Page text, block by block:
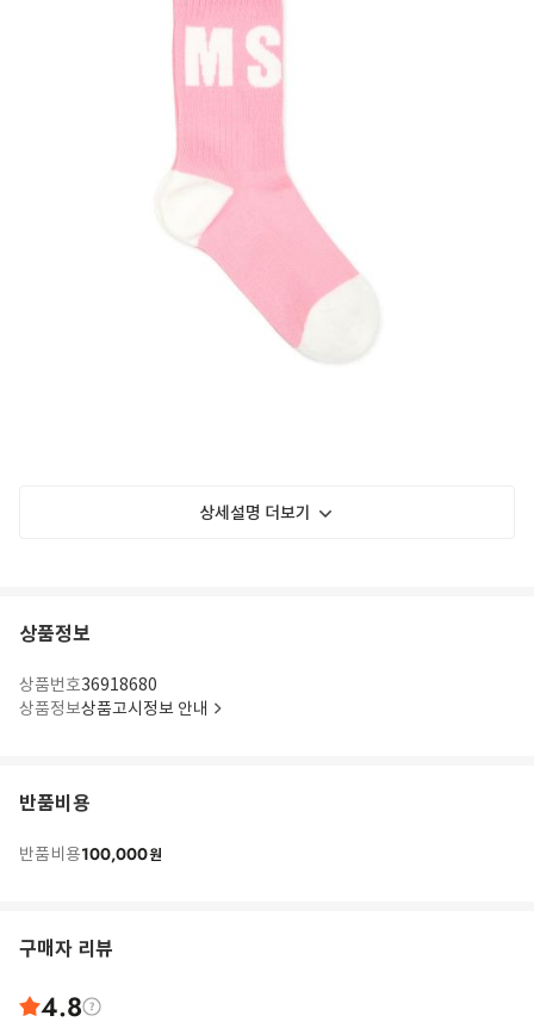
상세설명 더보기
상품정보
상품번호36918680
상품정보상품고시정보 안내
반품비용
반품비용100,000원
구매자 리뷰
4.8